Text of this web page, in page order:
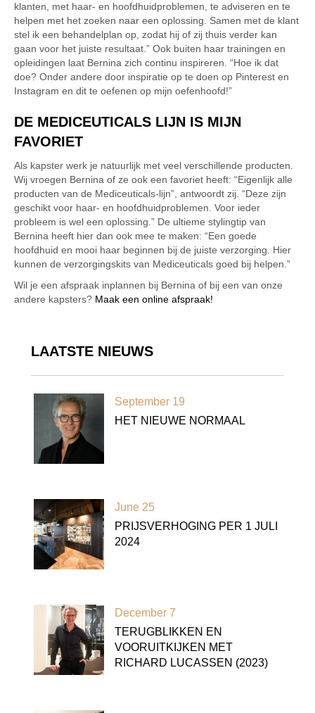
klanten, met haar- en hoofdhuidproblemen, te adviseren en te
helpen met het zoeken naar een oplossing. Samen met de klant
stel ik een behandelplan op, zodat hij of zij thuis verder kan
gaan voor het juiste resultaat.” Ook buiten haar trainingen en
opleidingen laat Bernina zich continu inspireren. “Hoe ik dat
doe? Onder andere door inspiratie op te doen op Pinterest en
Instagram en dit te oefenen op mijn oefenhoofd!”
DE MEDICEUTICALS LIJN IS MIJN
FAVORIET
Als kapster werk je natuurlijk met veel verschillende producten.
Wij vroegen Bernina of ze ook een favoriet heeft: “Eigenlijk alle
producten van de Mediceuticals-lijn”, antwoordt zij. “Deze zijn
geschikt voor haar- en hoofdhuidproblemen. Voor ieder
probleem is wel een oplossing.” De ultieme stylingtip van
Bernina heeft hier dan ook mee te maken: “Een goede
hoofdhuid en mooi haar beginnen bij de juiste verzorging. Hier
kunnen de verzorgingskits van Mediceuticals goed bij helpen.”
Wil je een afspraak inplannen bij Bernina of bij een van onze
andere kapsters? Maak een online afspraak!
LAATSTE NIEUWS
September 19
HET NIEUWE NORMAAL
June 25
PRIJSVERHOGING PER 1 JULI
2024
December 7
TERUGBLIKKEN EN
VOORUITKIJKEN MET
RICHARD LUCASSEN (2023)